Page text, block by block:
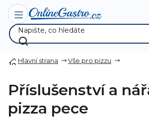
Přejít
obsah
Hlavní strana Vše pro pizzu
Příslušenství a
pizza pece